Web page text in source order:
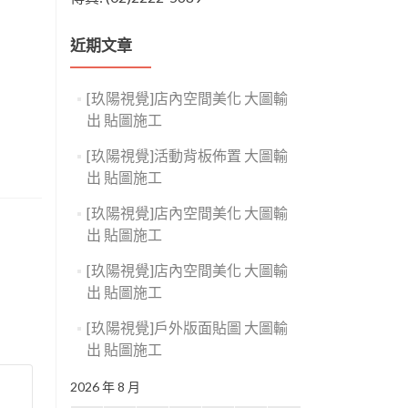
近期文章
[玖陽視覺]店內空間美化 大圖輸
出 貼圖施工
[玖陽視覺]活動背板佈置 大圖輸
出 貼圖施工
[玖陽視覺]店內空間美化 大圖輸
出 貼圖施工
[玖陽視覺]店內空間美化 大圖輸
出 貼圖施工
[玖陽視覺]戶外版面貼圖 大圖輸
出 貼圖施工
2026 年 8 月